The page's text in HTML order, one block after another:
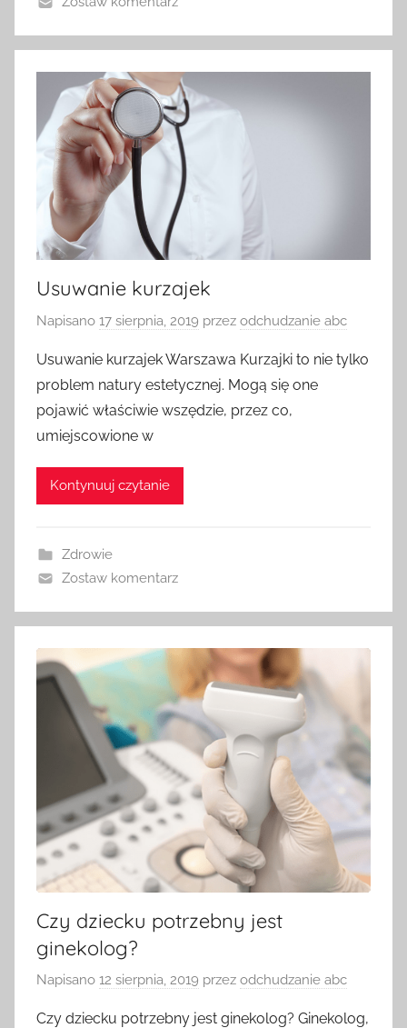
Usuwanie kurzajek
Napisano 17 sierpnia, 2019 przez odchudzanie abc
Usuwanie kurzajek Warszawa Kurzajki to nie tylko
problem natury estetycznej. Mogą się one
pojawić właściwie wszędzie, przez co,
umiejscowione w
Kontynuuj czytanie
Zdrowie
Zostaw komentarz
Czy dziecku potrzebny jest
ginekolog?
Napisano 12 sierpnia, 2019 przez odchudzanie abc
Czy dziecku potrzebny jest ginekolog? Ginekolog,